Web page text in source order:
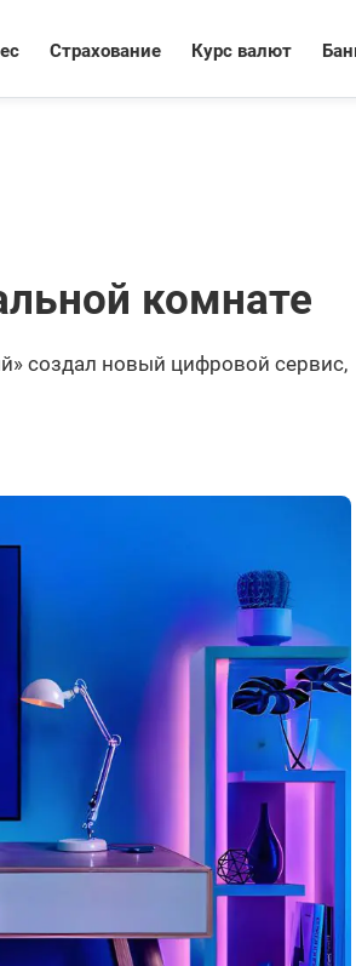
Страхование Курс валют
комнате
создал новый цифровой сервис,